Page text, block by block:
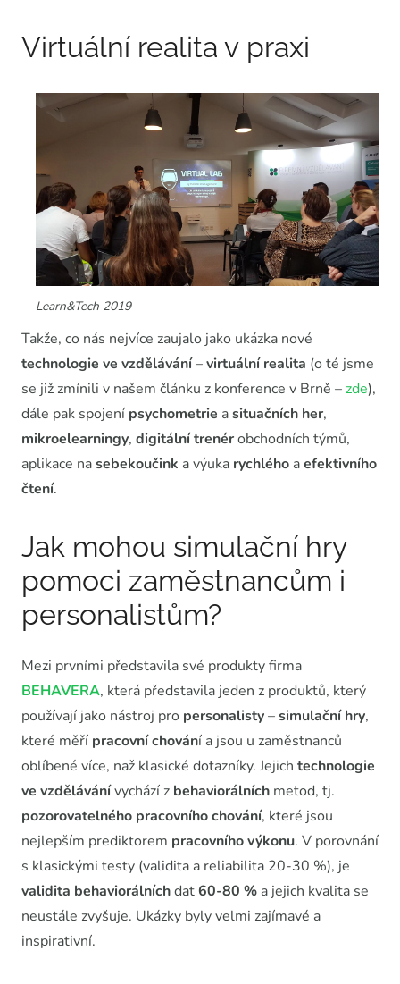
Virtuální realita v praxi
Learn&Tech 2019
Takže, co nás nejvíce zaujalo jako ukázka nové
technologie ve vzdělávání–virtuální realita (o té jsme
se již zmínili v našem článku z konference v Brně –zde),
dále pak spojení psychometrie asituačních her,
mikroelearningy, digitální trenérobchodních týmů,
aplikace nasebekoučink a výuka rychlého aefektivního
čtení.
Jak mohou simulační hry
pomoci zaměstnancům i
personalistům?
Mezi prvními představila své produkty firma
BEHAVERA, která představila jeden z produktů, který
používají jako nástroj pro personalisty–simulační hry,
které měří pracovní chování a jsou u zaměstnanců
oblíbené více, naž klasické dotazníky. Jejich technologie
ve vzdělávánívychází z behaviorálních metod, tj.
pozorovatelného pracovního chování, které jsou
nejlepším prediktorem pracovního výkonu. V porovnání
s klasickými testy (validita a reliabilita 20-30 %), je
validita behaviorálníchdat60-80 % a jejich kvalita se
neustále zvyšuje. Ukázky byly velmi zajímavé a
inspirativní.